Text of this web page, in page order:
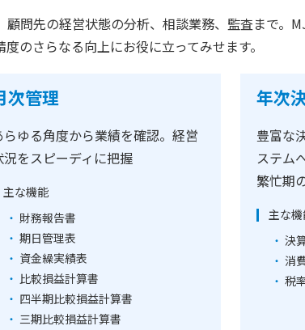
問先の経営状態の分析、相談業務、監査まで。
のさらなる向上にお役に立ってみせます。
次管理
らゆる角度から業績を確認。経営
況をスピーディに把握
主な機能
財務報告書
期日管理表
資金繰実績表
比較損益計算書
四半期比較損益計算書
三期比較損益計算書
年次
豊富な
ステム
繁忙期
主な
決
消
税